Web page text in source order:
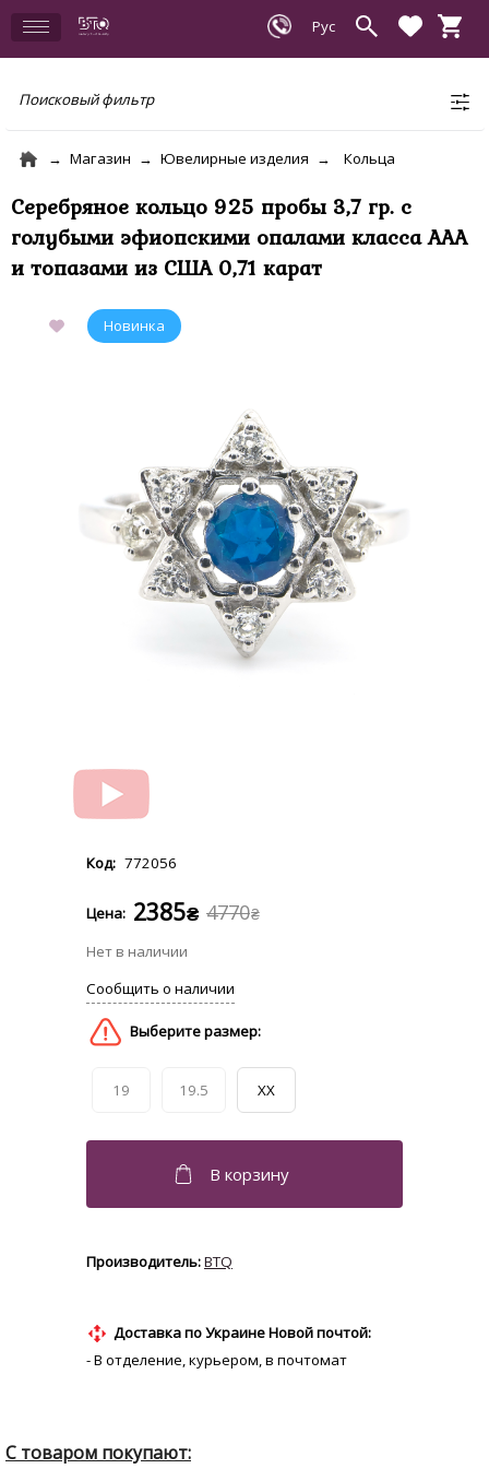
Поисковый фильтр
Магазин Ювелирные изделия Кольца
Серебряное кольцо 925 пробы 3,7 гр. с
голубыми эфиопскими опалами класса AAA
и топазами из США 0,71 карат
772056
4770₴
2385₴
19 19.5 XX
BTQ
Доставка по Украине Новой почтой:
- В отделение, курьером, в почтомат